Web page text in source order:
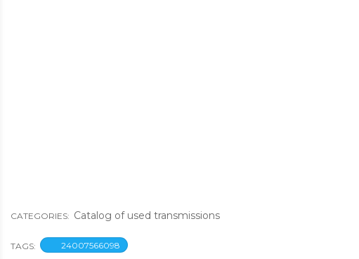
CATEGORIES: Catalog of used transmissions
TAGS: 24007566098